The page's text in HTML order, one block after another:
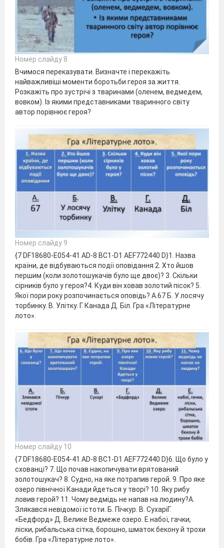
Номер слайду 8
Вчимося переказувати. Визначте і перекажіть
найважливіші моменти боротьби героя за життя.
Розкажіть про зустрічі з тваринами (оленем, ведмедем,
вовком). Із якими представниками тваринного світу
автор порівнює героя?
Номер слайду 9
{7 DF18680-E054-41 AD-8 BC1-D1 AEF772440 D}1. Назва
країни, де відбуваються події оповідання 2. Хто йшов
першим (коли золотошукачів було ще двоє)? 3. Скільки
сірників було у героя?4. Куди він ховав золотий пісок? 5.
Якої пори року розпочинається оповідь? А.67 Б. У лосячу
торбинку. В. Улітку. Г. Канада Д. Біл. Гра «Літературне
лото».
Номер слайду 10
{7 DF18680-E054-41 AD-8 BC1-D1 AEF772440 D}6. Що було у
схованці? 7. Що почав накопичувати врятований
золотошукач? 8. Судно, на яке потрапив герой. 9. Про яке
озеро північної Канади йдеться у творі? 10. Яку рибу
ловив герой? 11. Чому ведмідь не напав на людину?А.
Злякався невідомої істоти. Б. Пічкур. В. СухаріГ.
«Бедфорд» Д. Велике Ведмеже озеро. Е.набої, гачки,
ліски, рибальська сітка, борошно, шматок бекону й трохи
бобів. Гра «Літературне лото».